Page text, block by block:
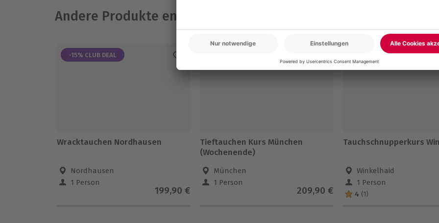
Andere Produkte entdecken
-15% CLUB DEAL
Wracktauchen Nordhausen
Nordhausen
1 Person
199,90 €
Tieftauchen Kurs München
(Wochenende)
München
1 Person
209,90 €
Tauchschnupperkurs
Winkelhaid
1 Person
4 (1)